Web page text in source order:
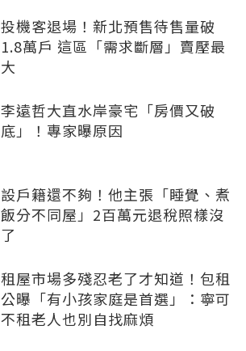
投機客退場！新北預售待售量破
1.8萬戶 這區「需求斷層」賣壓最
大
李遠哲大直水岸豪宅「房價又破
底」！專家曝原因
設戶籍還不夠！他主張「睡覺、煮
飯分不同屋」2百萬元退稅照樣沒
了
租屋市場多殘忍老了才知道！包租
公曝「有小孩家庭是首選」：寧可
不租老人也別自找麻煩